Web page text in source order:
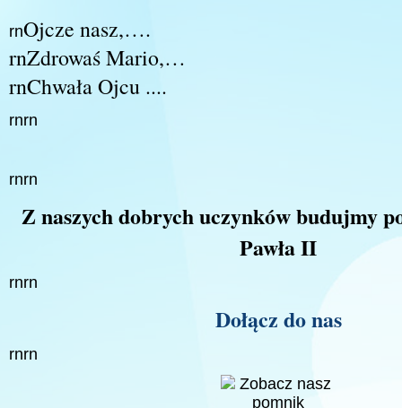
rnOjcze nasz,….
rnZdrowaś Mario,…
rnChwała Ojcu ....
rnrn
rnrn
Z naszych dobrych uczynków budujmy
Pawła II
rnrn
Dołącz do nas
rnrn